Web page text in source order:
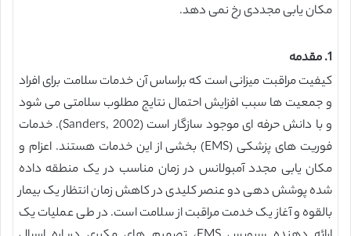
مکان یابی مجددی رخ نمی دهد.
1. مقدمه
کیفیت مراقبت میزانی است که براساس آن خدمات سلامت برای افراد
و جمعیت ها سبب افزایش احتمال نتایج مطلوب سلامتی می شود
و با دانش حرفه ای موجود سازگار است (Sanders, 2002). خدمات
فوریت های پزشکی (EMS) بخشی از این خدمات هستند. اعزام و
مکان یابی مجدد آمبولانس در زمان مناسب در یک منطقه داده
شده پوشش دهی دو عنصر کلیدی در کاهش زمان انتظار یک بیمار
بالقوه و آغاز یک خدمت مراقبت از سلامت است. در طی عملیات یک